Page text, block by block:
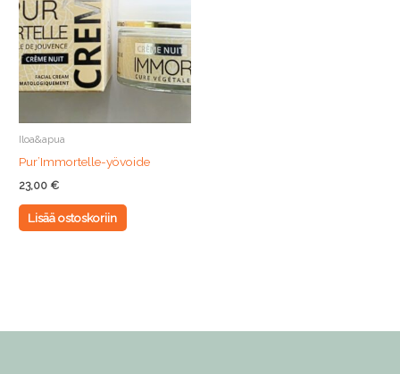
Iloa&apua
Pur’Immortelle-yövoide
23,00 €
Lisää ostoskoriin